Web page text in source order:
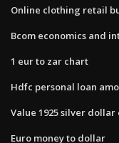
Online clothing retail
Bcom economics and
1 eur to zar chart
Hdfc personal loan
Value 1925 silver dollar
Euro money to dollar